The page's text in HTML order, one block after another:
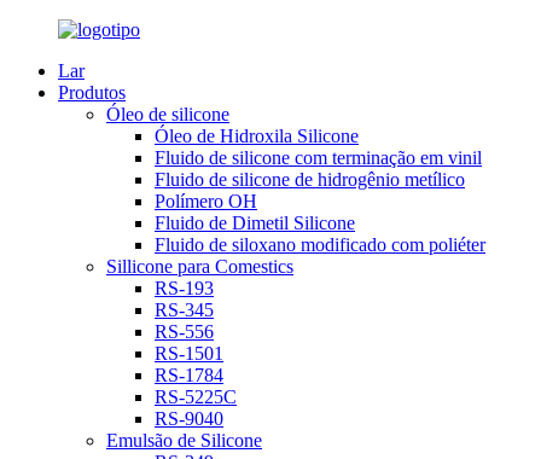
Lar
Produtos
Óleo de silicone
Óleo de Hidroxila Silicone
Fluido de silicone com terminação em vinil
Fluido de silicone de hidrogênio metílico
Polímero OH
Fluido de Dimetil Silicone
Fluido de siloxano modificado com poliéter
Sillicone para Comestics
RS-193
RS-345
RS-556
RS-1501
RS-1784
RS-5225C
RS-9040
Emulsão de Silicone